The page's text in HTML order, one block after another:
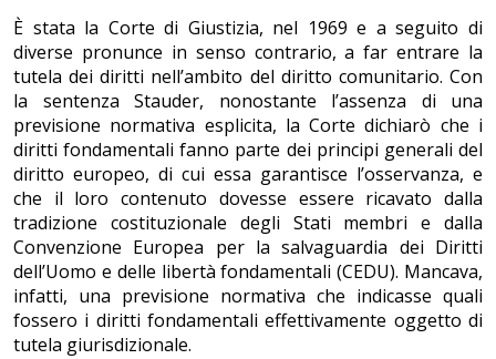
È stata la Corte di Giustizia, nel 1969 e a seguito di
diverse pronunce in senso contrario, a far entrare la
tutela dei diritti nell’ambito del diritto comunitario. Con
la sentenza Stauder, nonostante l’assenza di una
previsione normativa esplicita, la Corte dichiarò che i
diritti fondamentali fanno parte dei principi generali del
diritto europeo, di cui essa garantisce l’osservanza, e
che il loro contenuto dovesse essere ricavato dalla
tradizione costituzionale degli Stati membri e dalla
Convenzione Europea per la salvaguardia dei Diritti
dell’Uomo e delle libertà fondamentali (CEDU). Mancava,
infatti, una previsione normativa che indicasse quali
fossero i diritti fondamentali effettivamente oggetto di
tutela giurisdizionale.